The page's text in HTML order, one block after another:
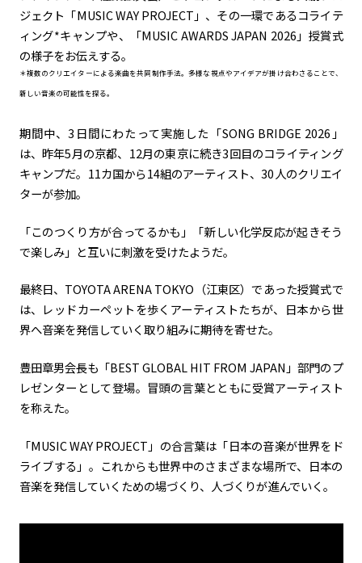
コーポレート
モビリティカンパニー
follow us
ジェクト「MUSIC WAY PROJECT」、その一環であるコライテ
ィング*キャンプや、「MUSIC AWARDS JAPAN 2026」授賞式
の様子をお伝えする。
＊複数のクリエイターによる楽曲を共同制作手法。多様な視点やアイデアが掛け合わさることで、
新しい音楽の可能性を探る。
期間中、3日間にわたって実施した「SONG BRIDGE 2026」
は、昨年5月の京都、12月の東京に続き3回目のコライティング
キャンプだ。11カ国から14組のアーティスト、30人のクリエイ
ターが参加。
「このつくり方が合ってるかも」「新しい化学反応が起きそう
で楽しみ」と互いに刺激を受けたようだ。
最終日、TOYOTA ARENA TOKYO（江東区）であった授賞式で
は、レッドカーペットを歩くアーティストたちが、日本から世
界へ音楽を発信していく取り組みに期待を寄せた。
豊田章男会長も「BEST GLOBAL HIT FROM JAPAN」部門のプ
レゼンターとして登場。冒頭の言葉とともに受賞アーティスト
を称えた。
「MUSIC WAY PROJECT」の合言葉は「日本の音楽が世界をド
ライブする」。これからも世界中のさまざまな場所で、日本の
音楽を発信していくための場づくり、人づくりが進んでいく。